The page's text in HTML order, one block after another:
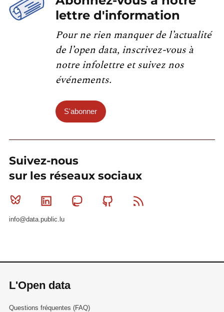
lettre d'information
Pour ne rien manquer de l’actualité
de l’open data, inscrivez-vous à
notre infolettre et suivez nos
événements.
S'abonner
Suivez-nous
sur les réseaux sociaux
Bluesky Linkedin MastodonGithub
info@data.public.lu
L'Open data
Questions fréquentes (FAQ)